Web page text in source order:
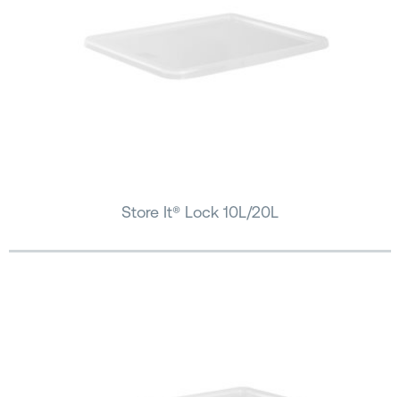
Store It® Lock 10L/20L